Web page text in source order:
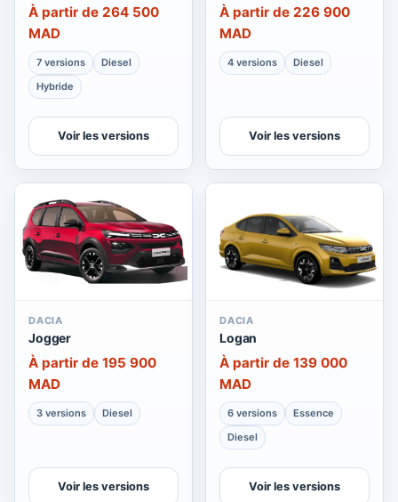
À partir de 264 500
MAD
7 versions
Diesel
Hybride
Voir les versions
À partir de 226 900
MAD
4 versions Diesel
Voir les versions
DACIA
Jogger
À partir de 195 900
MAD
3 versions Diesel
Voir les versions
DACIA
Logan
À partir de 139 000
MAD
6 versions
Essence
Diesel
Voir les versions